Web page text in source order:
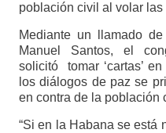
población civil al volar las
Mediante un llamado
Manuel Santos, el
solicitó tomar ‘cartas’
los diálogos de paz se
en contra de la población
“Si en la Habana se está